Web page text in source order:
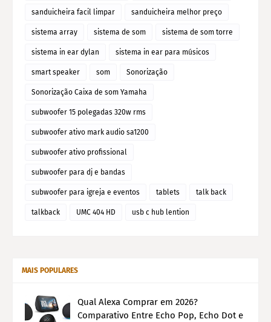
sanduicheira facil limpar sanduicheira melhor preço
sistema array sistema de som sistema de som torre
sistema in ear dylan sistema in ear para músicos
smart speaker som Sonorização
Sonorização Caixa de som Yamaha
subwoofer 15 polegadas 320w rms
subwoofer ativo mark audio sa1200
subwoofer ativo profissional
subwoofer para dj e bandas
subwoofer para igreja e eventos tablets talk back
talkback UMC 404 HD usb c hub lention
MAIS POPULARES
Qual Alexa Comprar em 2026?
Comparativo Entre Echo Pop, Echo Dot e